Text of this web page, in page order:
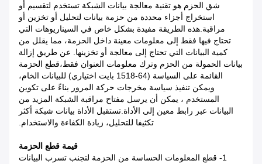
شق الحزم هو تقنية معالجة بيانات الشبكة تستخدم لتقسيم أو
استخراج أجزاء محددة من حزمة بيانات لتحليل أو تخزين أو
مراقبة.هذه الطريقة مفيدة بشكل خاص في السيناريوهات التي
تحتاج فيها فقط إلى معلومات معينة داخل الحزمة، مما يقلل من
كمية البيانات التي تحتاج إلى معالجة أو تخزينها. عن طريق إزالة
بيانات الحمولة من الحزم وترك معلومات العنوان فقط،قطع الحزمة
القائمة على السياسة (64-1518 بايت اختياري) للبيانات الخام،
ويمكن تنفيذ سياسة مخرجات حركة المرور بناءً على تكوين
المستخدم ، يمكن أن يرسل مفتاح مراقبة الشبكة المزيد من
البيانات عبر رابط معين إلى الأداة.تستقبل الأداة بيانات شبكة أكثر
تكثيفا للتحليل، زيادة الكفاءة والاستخدام.
قيمة قطع الحزمة
1- قطع المعلومات الحساسة من الحزمة لتجنب تسرب البيانات